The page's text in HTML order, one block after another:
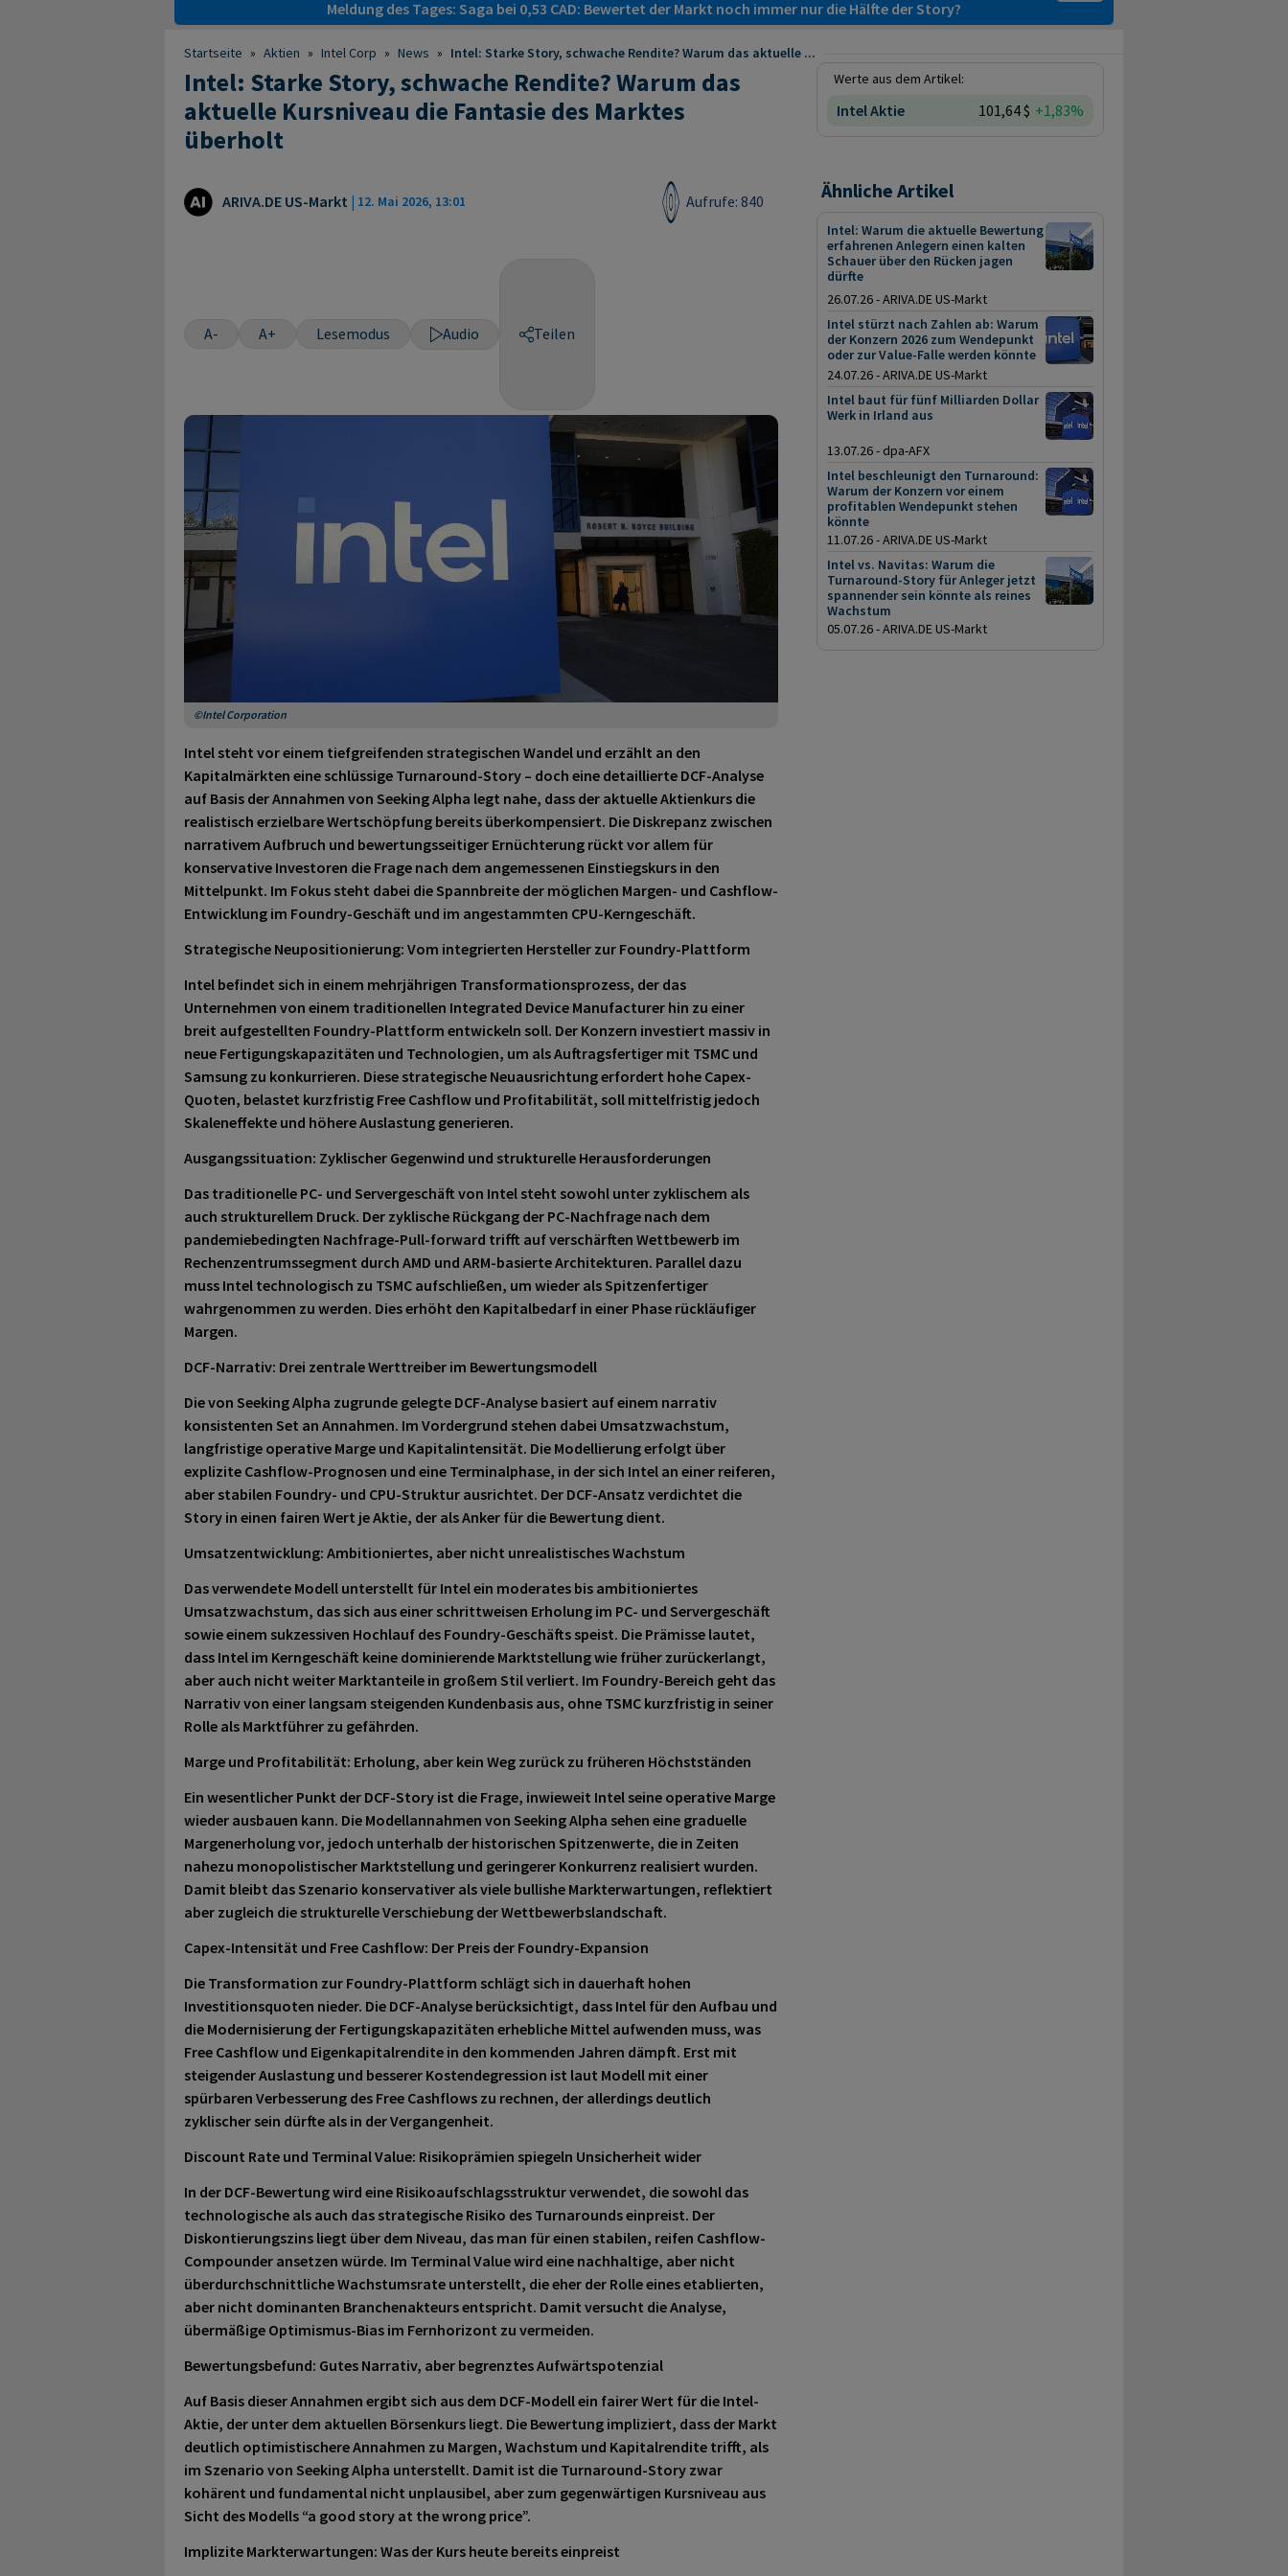
Meldung des Tages: Saga bei 0,53 CAD: Bewertet der Markt noch immer nur die Hälfte der Story?
Startseite » Aktien » Intel Corp » News » Intel: Starke Story, schwache Rendite? Warum das aktuelle ...
Intel: Starke Story, schwache Rendite? Warum das
aktuelle Kursniveau die Fantasie des Marktes
überholt
ARIVA.DE US-Markt | 12. Mai 2026, 13:01 Aufrufe: 840
A- A+ Lesemodus Audio Teilen
©Intel Corporation
Intel steht vor einem tiefgreifenden strategischen Wandel und erzählt an den
Kapitalmärkten eine schlüssige Turnaround-Story – doch eine detaillierte DCF-Analyse
auf Basis der Annahmen von Seeking Alpha legt nahe, dass der aktuelle Aktienkurs die
realistisch erzielbare Wertschöpfung bereits überkompensiert. Die Diskrepanz zwischen
narrativem Aufbruch und bewertungsseitiger Ernüchterung rückt vor allem für
konservative Investoren die Frage nach dem angemessenen Einstiegskurs in den
Mittelpunkt. Im Fokus steht dabei die Spannbreite der möglichen Margen- und Cashflow-
Entwicklung im Foundry-Geschäft und im angestammten CPU-Kerngeschäft.
Strategische Neupositionierung: Vom integrierten Hersteller zur Foundry-Plattform
Intel befindet sich in einem mehrjährigen Transformationsprozess, der das
Unternehmen von einem traditionellen Integrated Device Manufacturer hin zu einer
breit aufgestellten Foundry-Plattform entwickeln soll. Der Konzern investiert massiv in
neue Fertigungskapazitäten und Technologien, um als Auftragsfertiger mit TSMC und
Samsung zu konkurrieren. Diese strategische Neuausrichtung erfordert hohe Capex-
Quoten, belastet kurzfristig Free Cashflow und Profitabilität, soll mittelfristig jedoch
Skaleneffekte und höhere Auslastung generieren.
Ausgangssituation: Zyklischer Gegenwind und strukturelle Herausforderungen
Das traditionelle PC- und Servergeschäft von Intel steht sowohl unter zyklischem als
auch strukturellem Druck. Der zyklische Rückgang der PC-Nachfrage nach dem
pandemiebedingten Nachfrage-Pull-forward trifft auf verschärften Wettbewerb im
Rechenzentrumssegment durch AMD und ARM-basierte Architekturen. Parallel dazu
muss Intel technologisch zu TSMC aufschließen, um wieder als Spitzenfertiger
wahrgenommen zu werden. Dies erhöht den Kapitalbedarf in einer Phase rückläufiger
Margen.
DCF-Narrativ: Drei zentrale Werttreiber im Bewertungsmodell
Die von Seeking Alpha zugrunde gelegte DCF-Analyse basiert auf einem narrativ
konsistenten Set an Annahmen. Im Vordergrund stehen dabei Umsatzwachstum,
langfristige operative Marge und Kapitalintensität. Die Modellierung erfolgt über
explizite Cashflow-Prognosen und eine Terminalphase, in der sich Intel an einer reiferen,
aber stabilen Foundry- und CPU-Struktur ausrichtet. Der DCF-Ansatz verdichtet die
Story in einen fairen Wert je Aktie, der als Anker für die Bewertung dient.
Umsatzentwicklung: Ambitioniertes, aber nicht unrealistisches Wachstum
Das verwendete Modell unterstellt für Intel ein moderates bis ambitioniertes
Umsatzwachstum, das sich aus einer schrittweisen Erholung im PC- und Servergeschäft
sowie einem sukzessiven Hochlauf des Foundry-Geschäfts speist. Die Prämisse lautet,
dass Intel im Kerngeschäft keine dominierende Marktstellung wie früher zurückerlangt,
aber auch nicht weiter Marktanteile in großem Stil verliert. Im Foundry-Bereich geht das
Narrativ von einer langsam steigenden Kundenbasis aus, ohne TSMC kurzfristig in seiner
Rolle als Marktführer zu gefährden.
Marge und Profitabilität: Erholung, aber kein Weg zurück zu früheren Höchstständen
Ein wesentlicher Punkt der DCF-Story ist die Frage, inwieweit Intel seine operative Marge
wieder ausbauen kann. Die Modellannahmen von Seeking Alpha sehen eine graduelle
Margenerholung vor, jedoch unterhalb der historischen Spitzenwerte, die in Zeiten
nahezu monopolistischer Marktstellung und geringerer Konkurrenz realisiert wurden.
Damit bleibt das Szenario konservativer als viele bullishe Markterwartungen, reflektiert
aber zugleich die strukturelle Verschiebung der Wettbewerbslandschaft.
Capex-Intensität und Free Cashflow: Der Preis der Foundry-Expansion
Die Transformation zur Foundry-Plattform schlägt sich in dauerhaft hohen
Investitionsquoten nieder. Die DCF-Analyse berücksichtigt, dass Intel für den Aufbau und
die Modernisierung der Fertigungskapazitäten erhebliche Mittel aufwenden muss, was
Free Cashflow und Eigenkapitalrendite in den kommenden Jahren dämpft. Erst mit
steigender Auslastung und besserer Kostendegression ist laut Modell mit einer
spürbaren Verbesserung des Free Cashflows zu rechnen, der allerdings deutlich
zyklischer sein dürfte als in der Vergangenheit.
Discount Rate und Terminal Value: Risikoprämien spiegeln Unsicherheit wider
In der DCF-Bewertung wird eine Risikoaufschlagsstruktur verwendet, die sowohl das
technologische als auch das strategische Risiko des Turnarounds einpreist. Der
Diskontierungszins liegt über dem Niveau, das man für einen stabilen, reifen Cashflow-
Compounder ansetzen würde. Im Terminal Value wird eine nachhaltige, aber nicht
überdurchschnittliche Wachstumsrate unterstellt, die eher der Rolle eines etablierten,
aber nicht dominanten Branchenakteurs entspricht. Damit versucht die Analyse,
übermäßige Optimismus-Bias im Fernhorizont zu vermeiden.
Bewertungsbefund: Gutes Narrativ, aber begrenztes Aufwärtspotenzial
Auf Basis dieser Annahmen ergibt sich aus dem DCF-Modell ein fairer Wert für die Intel-
Aktie, der unter dem aktuellen Börsenkurs liegt. Die Bewertung impliziert, dass der Markt
deutlich optimistischere Annahmen zu Margen, Wachstum und Kapitalrendite trifft, als
im Szenario von Seeking Alpha unterstellt. Damit ist die Turnaround-Story zwar
kohärent und fundamental nicht unplausibel, aber zum gegenwärtigen Kursniveau aus
Sicht des Modells “a good story at the wrong price”.
Implizite Markterwartungen: Was der Kurs heute bereits einpreist
Werte aus dem Artikel:
Intel Aktie 101,64 $ +1,83%
Ähnliche Artikel
Intel: Warum die aktuelle Bewertung
erfahrenen Anlegern einen kalten
Schauer über den Rücken jagen
dürfte
26.07.26 - ARIVA.DE US-Markt
Intel stürzt nach Zahlen ab: Warum
der Konzern 2026 zum Wendepunkt
oder zur Value-Falle werden könnte
24.07.26 - ARIVA.DE US-Markt
Intel baut für fünf Milliarden Dollar
Werk in Irland aus
13.07.26 - dpa-AFX
Intel beschleunigt den Turnaround:
Warum der Konzern vor einem
profitablen Wendepunkt stehen
könnte
11.07.26 - ARIVA.DE US-Markt
Intel vs. Navitas: Warum die
Turnaround-Story für Anleger jetzt
spannender sein könnte als reines
Wachstum
05.07.26 - ARIVA.DE US-Markt